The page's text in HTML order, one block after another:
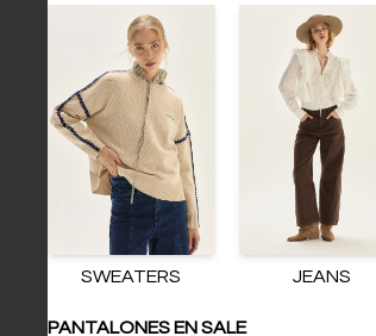
SWEATERS JEANS
PANTALONES EN SALE